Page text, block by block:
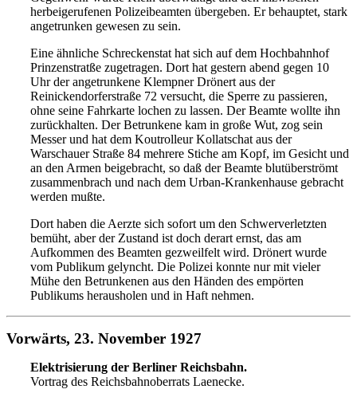
herbeigerufenen Polizeibeamten übergeben. Er behauptet, stark
angetrunken gewesen zu sein.
Eine ähnliche Schreckenstat hat sich auf dem Hochbahnhof
Prinzenstratße zugetragen. Dort hat gestern abend gegen 10
Uhr der angetrunkene Klempner Drönert aus der
Reinickendorferstraße 72 versucht, die Sperre zu passieren,
ohne seine Fahrkarte lochen zu lassen. Der Beamte wollte ihn
zurückhalten. Der Betrunkene kam in große Wut, zog sein
Messer und hat dem Koutrolleur Kollatschat aus der
Warschauer Straße 84 mehrere Stiche am Kopf, im Gesicht und
an den Armen beigebracht, so daß der Beamte blutüberströmt
zusammenbrach und nach dem Urban-Krankenhause gebracht
werden mußte.
Dort haben die Aerzte sich sofort um den Schwerverletzten
bemüht, aber der Zustand ist doch derart ernst, das am
Aufkommen des Beamten gezweilfelt wird. Drönert wurde
vom Publikum gelyncht. Die Polizei konnte nur mit vieler
Mühe den Betrunkenen aus den Händen des empörten
Publikums herausholen und in Haft nehmen.
Vorwärts, 23. November 1927
Elektrisierung der Berliner Reichsbahn.
Vortrag des Reichsbahnoberrats Laenecke.